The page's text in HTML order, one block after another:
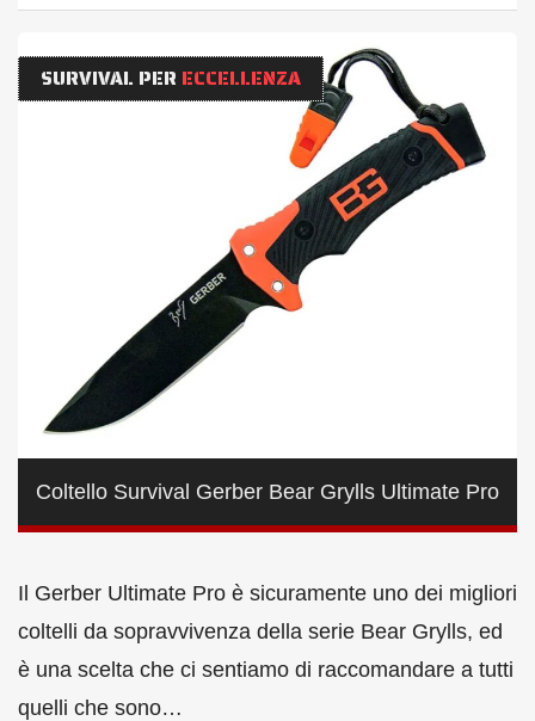
SURVIVAL PER ECCELLENZA
Coltello Survival Gerber Bear Grylls Ultimate Pro
Il Gerber Ultimate Pro è sicuramente uno dei migliori
coltelli da sopravvivenza della serie Bear Grylls, ed
è una scelta che ci sentiamo di raccomandare a tutti
quelli che sono…